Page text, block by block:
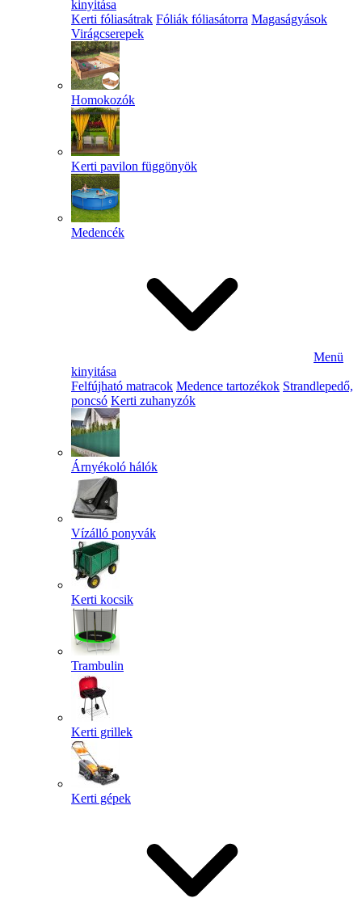
kinyitása
Kerti fóliasátrak Fóliák fóliasátorra Magaságyások
Virágcserepek
Homokozók
Kerti pavilon függönyök
Medencék
Menü
kinyitása
Felfújható matracok Medence tartozékok Strandlepedő,
poncsó Kerti zuhanyzók
Árnyékoló hálók
Vízálló ponyvák
Kerti kocsik
Trambulin
Kerti grillek
Kerti gépek